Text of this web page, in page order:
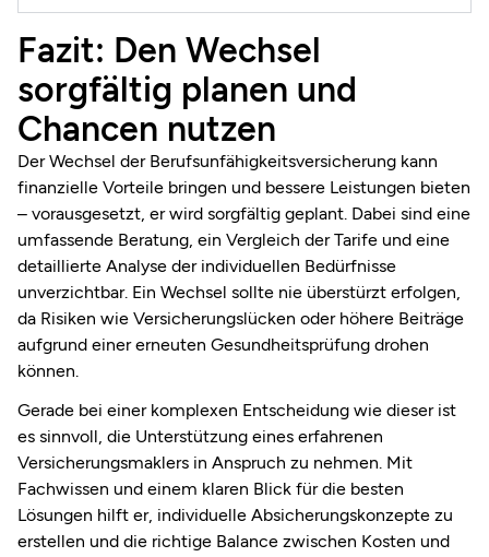
Fazit: Den Wechsel
sorgfältig planen und
Chancen nutzen
Der Wechsel der Berufsunfähigkeitsversicherung kann
finanzielle Vorteile bringen und bessere Leistungen bieten
– vorausgesetzt, er wird sorgfältig geplant. Dabei sind eine
umfassende Beratung, ein Vergleich der Tarife und eine
detaillierte Analyse der individuellen Bedürfnisse
unverzichtbar. Ein Wechsel sollte nie überstürzt erfolgen,
da Risiken wie Versicherungslücken oder höhere Beiträge
aufgrund einer erneuten Gesundheitsprüfung drohen
können.
Gerade bei einer komplexen Entscheidung wie dieser ist
es sinnvoll, die Unterstützung eines erfahrenen
Versicherungsmaklers in Anspruch zu nehmen. Mit
Fachwissen und einem klaren Blick für die besten
Lösungen hilft er, individuelle Absicherungskonzepte zu
erstellen und die richtige Balance zwischen Kosten und